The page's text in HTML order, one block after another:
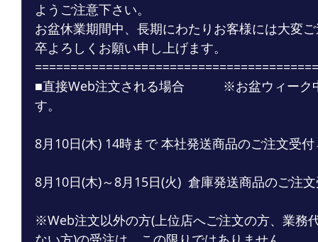
ようご注意下さい。
お盆休業期間中、長期にわたりお客様には大変
卒よろしくお願い申し上げます。
■直接Web注文される場合　　　※お盆ウィーク
す。
8月10日(木) 14時まで 本社発送商品のご注文受
8月10日(木)～8月15日(火)  倉庫発送商品のご注
※Web注文以外の方(上位店へご注文の方、業務